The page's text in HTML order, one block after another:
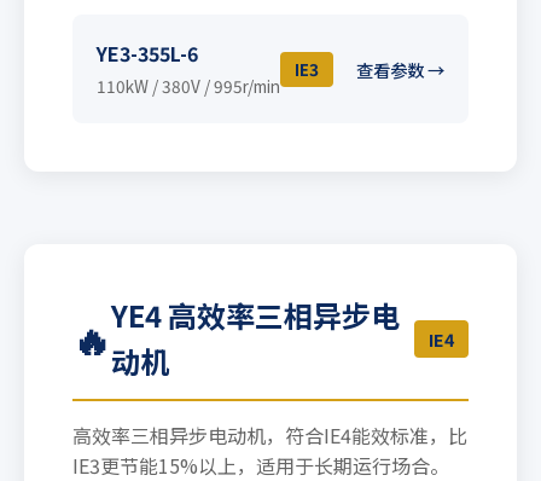
YE3-355L-6
110kW / 380V / 995r/min
IE3 查看参数 →
🔥YE4 高效率三相异步电
动机
IE4
高效率三相异步电动机，符合IE4能效标准，比
IE3更节能15%以上，适用于长期运行场合。